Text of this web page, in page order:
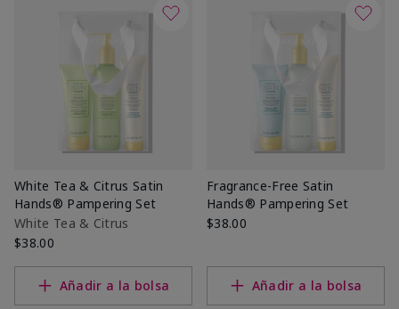
White Tea & Citrus Satin
Hands® Pampering Set
White Tea & Citrus
$38.00
Añadir a la bolsa
Fragrance-Free Satin
Hands® Pampering Set
$38.00
Añadir a la bolsa